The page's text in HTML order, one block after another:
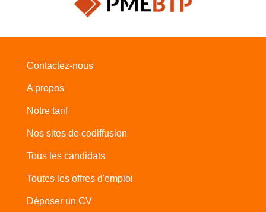
Contactez-nous
A propos
Notre tarif
Nos sites de codiffusion
Tous les candidats
Toutes les offres d'emploi
Déposer un CV